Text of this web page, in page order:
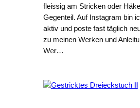
fleissig am Stricken oder
Gegenteil. Auf Instagram bin
aktiv und poste fast täglich
zu meinen Werken und
Wer…